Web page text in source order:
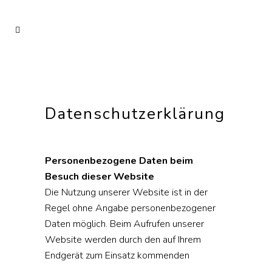
Datenschutzerklärung
Personenbezogene Daten beim
Besuch dieser Website
Die Nutzung unserer Website ist in der
Regel ohne Angabe personenbezogener
Daten möglich. Beim Aufrufen unserer
Website werden durch den auf Ihrem
Endgerät zum Einsatz kommenden